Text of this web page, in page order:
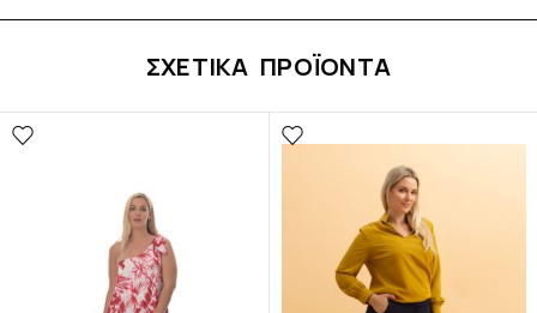
ΣΧΕΤΙΚΆ ΠΡΟΪΌΝΤΑ